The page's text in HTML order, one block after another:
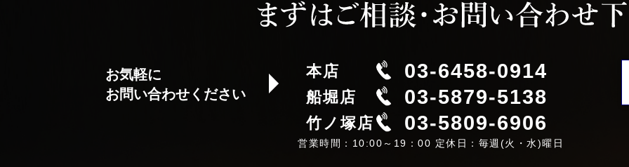
お気軽に
お問い合わせください
本店 03-6458-0914
船堀店 03-5879-5138
竹ノ塚店 03-5809-6906
営業時間：10:00～19：00 定休日：毎週(火・水)曜日